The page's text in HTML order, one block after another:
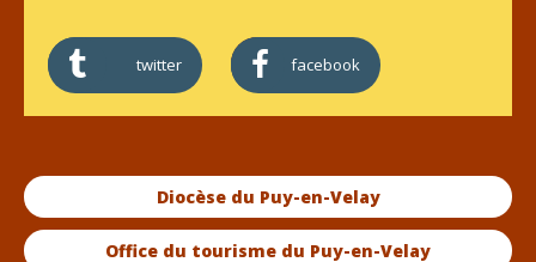
twitter facebook
Diocèse du Puy-en-Velay
Office du tourisme du Puy-en-Velay